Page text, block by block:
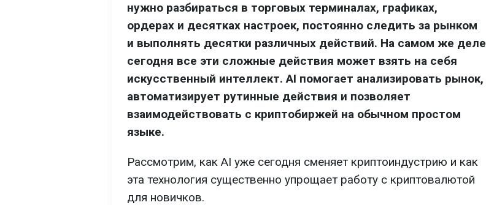
нужно разбираться в торговых терминалах, графиках,
ордерах и десятках настроек, постоянно следить за рынком
и выполнять десятки различных действий. На самом же деле
сегодня все эти сложные действия может взять на себя
искусственный интеллект. AI помогает анализировать рынок,
автоматизирует рутинные действия и позволяет
взаимодействовать с криптобиржей на обычном простом
языке.
Рассмотрим, как AI уже сегодня сменяет криптоиндустрию и как
эта технология существенно упрощает работу с криптовалютой
для новичков.